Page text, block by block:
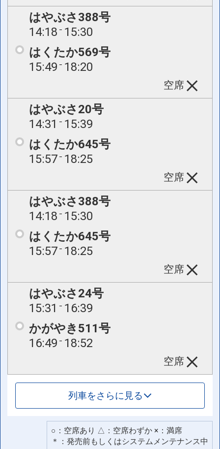
はやぶさ388号
14:18 15:30
はくたか569号
15:49 18:20
空席
はやぶさ20号
14:31
15:39
はくたか645号
15:57 18:25
空席
はやぶさ388号
14:18 15:30
はくたか645号
15:57 18:25
空席
はやぶさ24号
15:31
16:39
かがやき511号
16:49 18:52
空席
列車をさらに見る
○：空席あり △：空席わずか ×：満席
＊：発売前もしくはシステムメンテナンス中